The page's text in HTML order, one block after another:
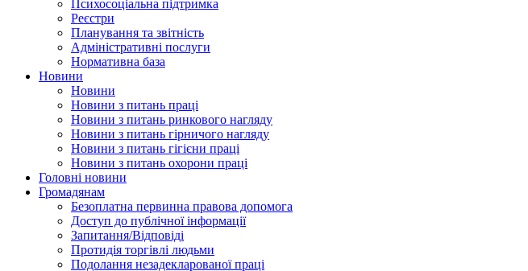
Психосоціальна підтримка
Реєстри
Планування та звітність
Адміністративні послуги
Нормативна база
Новини
Новини
Новини з питань праці
Новини з питань ринкового нагляду
Новини з питань гірничого нагляду
Новини з питань гігієни праці
Новини з питань охорони праці
Головні новини
Громадянам
Безоплатна первинна правова допомога
Доступ до публічної інформації
Запитання/Відповіді
Протидія торгівлі людьми
Подолання незадекларованої праці